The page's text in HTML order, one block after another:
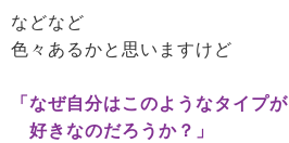
などなど
色々あるかと思いますけど
「なぜ自分はこのようなタイプが
好きなのだろうか？」